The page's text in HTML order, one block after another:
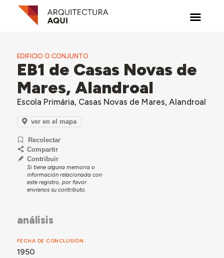
EDIFICIO O CONJUNTO
EB1 de Casas Novas de
Mares, Alandroal
Escola Primária, Casas Novas de Mares, Alandroal
ver en el mapa
Recolectar
Compartir
Contribuir
Si tiene alguna memoria o
información relacionada con
este registro, por favor
envíenos su contributo.
análisis
FECHA DE CONCLUSIÓN
1950